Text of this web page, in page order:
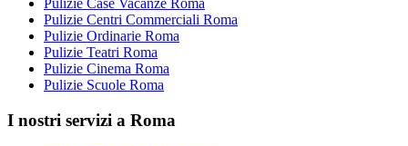
Pulizie Case Vacanze Roma
Pulizie Centri Commerciali Roma
Pulizie Ordinarie Roma
Pulizie Teatri Roma
Pulizie Cinema Roma
Pulizie Scuole Roma
I nostri servizi a Roma